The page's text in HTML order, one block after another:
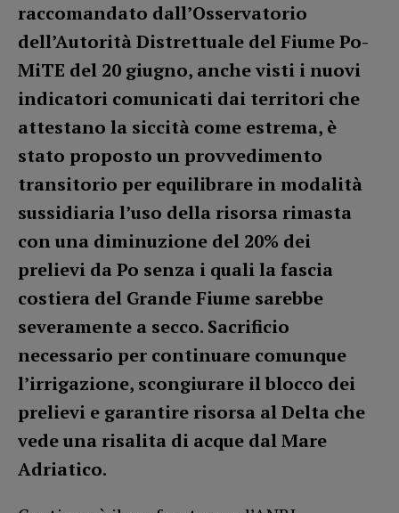
raccomandato dall’Osservatorio
dell’Autorità Distrettuale del Fiume Po-
MiTE del 20 giugno, anche visti i nuovi
indicatori comunicati dai territori che
attestano la siccità come estrema, è
stato proposto un provvedimento
transitorio per equilibrare in modalità
sussidiaria l’uso della risorsa rimasta
con una diminuzione del 20% dei
prelievi da Po senza i quali la fascia
costiera del Grande Fiume sarebbe
severamente a secco. Sacrificio
necessario per continuare comunque
l’irrigazione, scongiurare il blocco dei
prelievi e garantire risorsa al Delta che
vede una risalita di acque dal Mare
Adriatico.